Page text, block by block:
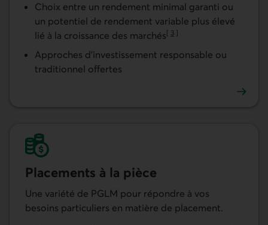
Choix entre un rendement minimal garanti ou
un potentiel de rendement variable plus élevé
lié à la croissance des marchés[ 3 ]
Aller à la note
Approches d’investissement responsable ou
traditionnel offertes
Placements à la pièce
Une variété de PGLM pour répondre à vos
besoins particuliers en matière de placement.